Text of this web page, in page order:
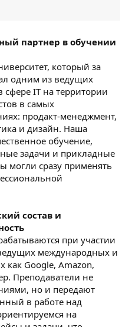
партнер в обучении
который за
одним из ведущих
сфере IT на территории
в самых
продакт-менеджмент,
и дизайн. Наша
обучение,
задачи и прикладные
могли сразу применять
состав и
при участии
международных и
как Google, Amazon,
Преподаватели не
но и передают
в работе над
на